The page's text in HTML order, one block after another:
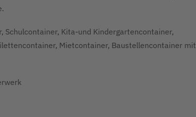
Schulcontainer, Kita-und Kindergartencontainer,
Mietcontainer, Baustellencontainer mit